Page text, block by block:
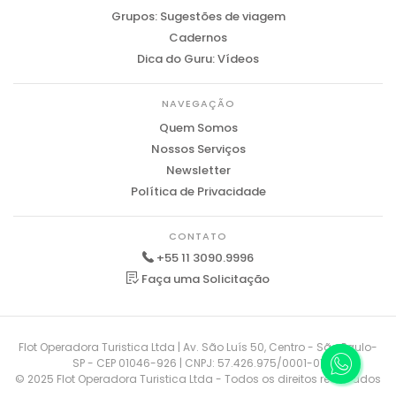
Grupos: Sugestões de viagem
Cadernos
Dica do Guru: Vídeos
NAVEGAÇÃO
Quem Somos
Nossos Serviços
Newsletter
Política de Privacidade
CONTATO
+55 11 3090.9996
Faça uma Solicitação
Flot Operadora Turistica Ltda | Av. São Luís 50, Centro - São Paulo-
SP - CEP 01046-926 | CNPJ: 57.426.975/0001-01
© 2025 Flot Operadora Turistica Ltda - Todos os direitos reservados